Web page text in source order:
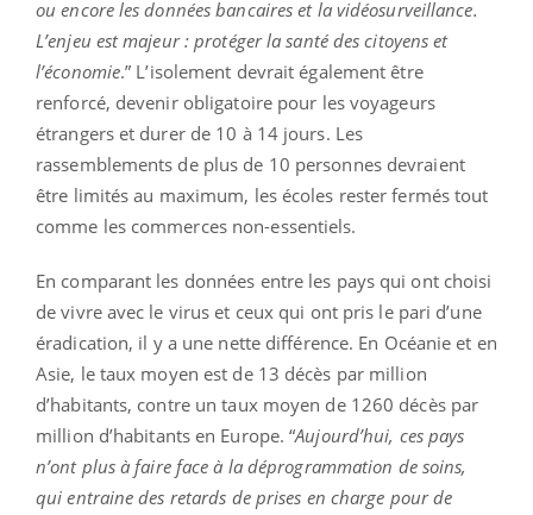
ou encore les données bancaires et la vidéosurveillance.
L’enjeu est majeur : protéger la santé des citoyens et
l’économie.” L’isolement devrait également être
renforcé, devenir obligatoire pour les voyageurs
étrangers et durer de 10 à 14 jours. Les
rassemblements de plus de 10 personnes devraient
être limités au maximum, les écoles rester fermés tout
comme les commerces non-essentiels.
En comparant les données entre les pays qui ont choisi
de vivre avec le virus et ceux qui ont pris le pari d’une
éradication, il y a une nette différence. En Océanie et en
Asie, le taux moyen est de 13 décès par million
d’habitants, contre un taux moyen de 1260 décès par
million d’habitants en Europe. “Aujourd’hui, ces pays
n’ont plus à faire face à la déprogrammation de soins,
qui entraine des retards de prises en charge pour de